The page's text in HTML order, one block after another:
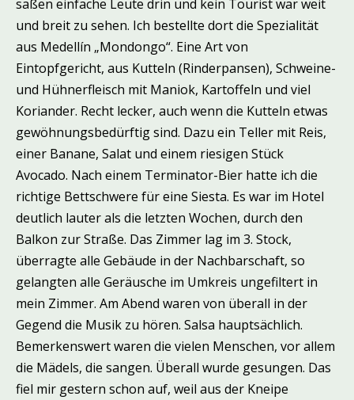
saßen einfache Leute drin und kein Tourist war weit
und breit zu sehen. Ich bestellte dort die Spezialität
aus Medellín „Mondongo“. Eine Art von
Eintopfgericht, aus Kutteln (Rinderpansen), Schweine-
und Hühnerfleisch mit Maniok, Kartoffeln und viel
Koriander. Recht lecker, auch wenn die Kutteln etwas
gewöhnungsbedürftig sind. Dazu ein Teller mit Reis,
einer Banane, Salat und einem riesigen Stück
Avocado. Nach einem Terminator-Bier hatte ich die
richtige Bettschwere für eine Siesta. Es war im Hotel
deutlich lauter als die letzten Wochen, durch den
Balkon zur Straße. Das Zimmer lag im 3. Stock,
überragte alle Gebäude in der Nachbarschaft, so
gelangten alle Geräusche im Umkreis ungefiltert in
mein Zimmer. Am Abend waren von überall in der
Gegend die Musik zu hören. Salsa hauptsächlich.
Bemerkenswert waren die vielen Menschen, vor allem
die Mädels, die sangen. Überall wurde gesungen. Das
fiel mir gestern schon auf, weil aus der Kneipe